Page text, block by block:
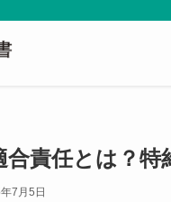
合責任とは？
7月5日